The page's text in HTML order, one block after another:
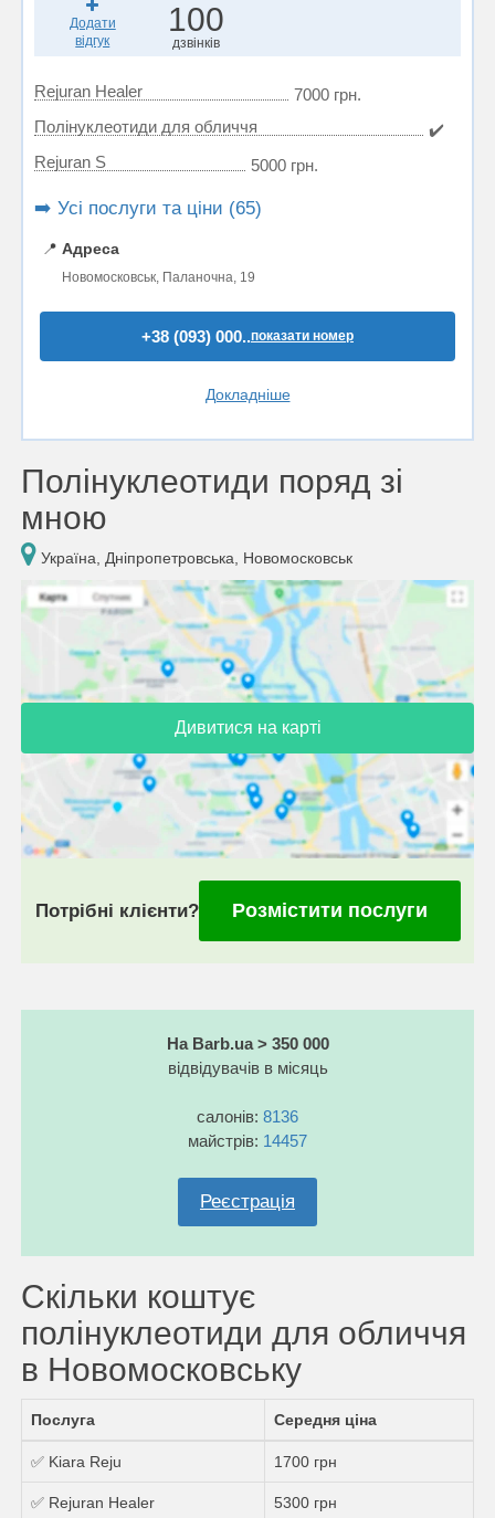
Додати
відгук
100
дзвінків
Rejuran Healer
7000 грн.
Полінуклеотиди для обличчя
✔️
Rejuran S
5000 грн.
➡️ Усі послуги та ціни (65)
📍 Адреса
Новомосковськ, Паланочна, 19
+38 (093) 000..показати номер
Докладніше
Полінуклеотиди поряд зі
мною
Україна, Дніпропетровська, Новомосковськ
Дивитися на карті
Потрібні клієнти? Розмістити послуги
На Barb.ua > 350 000
відвідувачів в місяць
салонів: 8136
майстрів: 14457
Реєстрація
Скільки коштує
полінуклеотиди для обличчя
в Новомосковську
Послуга Середня ціна
✅ Kiara Reju 1700 грн
✅ Rejuran Healer 5300 грн